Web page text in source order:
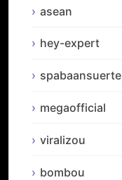
asean
hey-expert
spabaansuerte
megaofficial
viralizou
bombou